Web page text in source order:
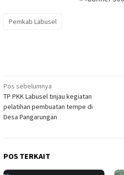
Pemkab Labusel
Navigasi
pos
Pos sebelumnya
TP PKK Labusel tinjau kegiatan
pelatihan pembuatan tempe di
Desa Pangarungan
POS TERKAIT